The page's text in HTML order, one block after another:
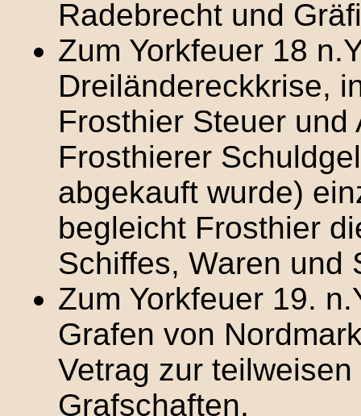
Radebrecht und
Zum Yorkfeuer 18
Dreiländereckkrise,
Frosthier Steuer
Frosthierer
abgekauft wurde)
begleicht Frosthier
Schiffes, Waren und
Zum Yorkfeuer 19.
Grafen von
Vetrag zur
Grafschaften.